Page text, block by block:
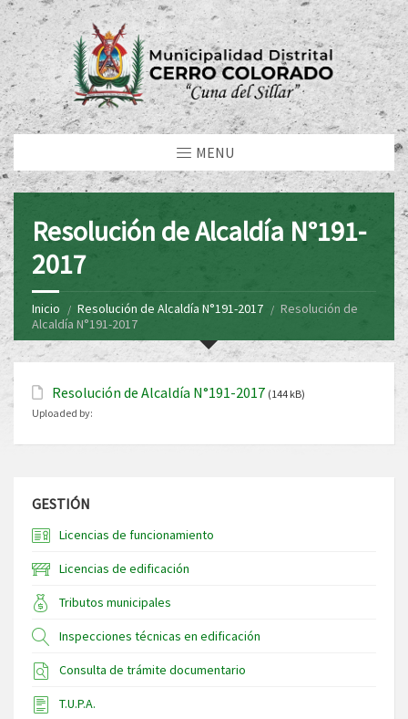
MENU
Resolución de Alcaldía N°191-
2017
Inicio Resolución de Alcaldía N°191-2017
Resolución de
Alcaldía N°191-2017
Resolución de Alcaldía N°191-2017 (144 kB)
Uploaded by:
GESTIÓN
Licencias de funcionamiento
Licencias de edificación
Tributos municipales
Inspecciones técnicas en edificación
Consulta de trámite documentario
T.U.P.A.